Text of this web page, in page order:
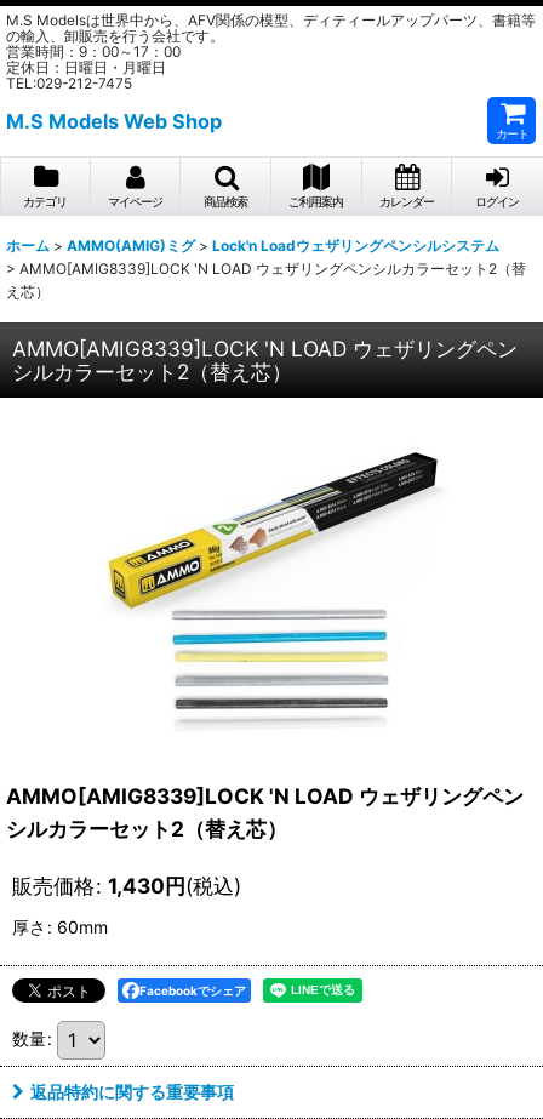
M.S Modelsは世界中から、AFV関係の模型、ディティールアップパーツ、書籍等
の輸入、卸販売を行う会社です。
営業時間：9：00～17：00
定休日：日曜日・月曜日
TEL:029-212-7475
M.S Models Web Shop
カート
カテゴリ マイページ 商品検索 ご利用案内 カレンダー ログイン
ホーム > AMMO(AMIG)ミグ > Lock'n Loadウェザリングペンシルシステム
> AMMO[AMIG8339]LOCK 'N LOAD ウェザリングペンシルカラーセット2（替
え芯）
AMMO[AMIG8339]LOCK 'N LOAD ウェザリングペン
シルカラーセット2（替え芯）
AMMO[AMIG8339]LOCK 'N LOAD ウェザリングペン
シルカラーセット2（替え芯）
販売価格: 1,430円(税込)
厚さ : 60mm
Facebookでシェア
数量:
返品特約に関する重要事項